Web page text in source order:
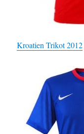
Kroatien Trikot 2012